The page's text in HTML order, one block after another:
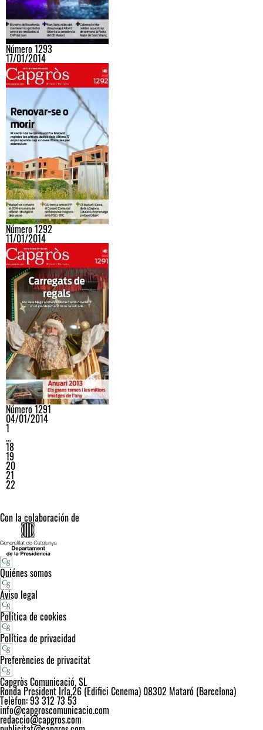
Número 1293
17/01/2014
Número 1292
11/01/2014
Número 1291
04/01/2014
1
…
18
19
20
21
22
Con la colaboración de
Quiénes somos
Aviso legal
Política de cookies
Política de privacidad
Preferències de privacitat
Capgròs Comunicació, SL
Ronda President Irla,26 (Edifici Cenema) 08302 Mataró (Barcelona)
Telèfon: 93 312 73 53
info@capgroscomunicacio.com
redaccio@capgros.com